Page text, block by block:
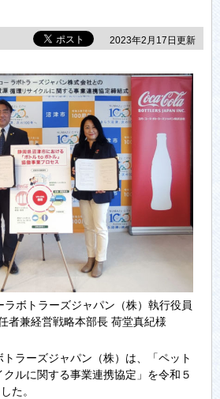
2023年2月17日更新
ラボトラーズジャパン（株）執行役員
者兼経営戦略本部長 荷堂真紀様
ラーズジャパン（株）は、「ペット
ルに関する事業連携協定」を令和５
た。